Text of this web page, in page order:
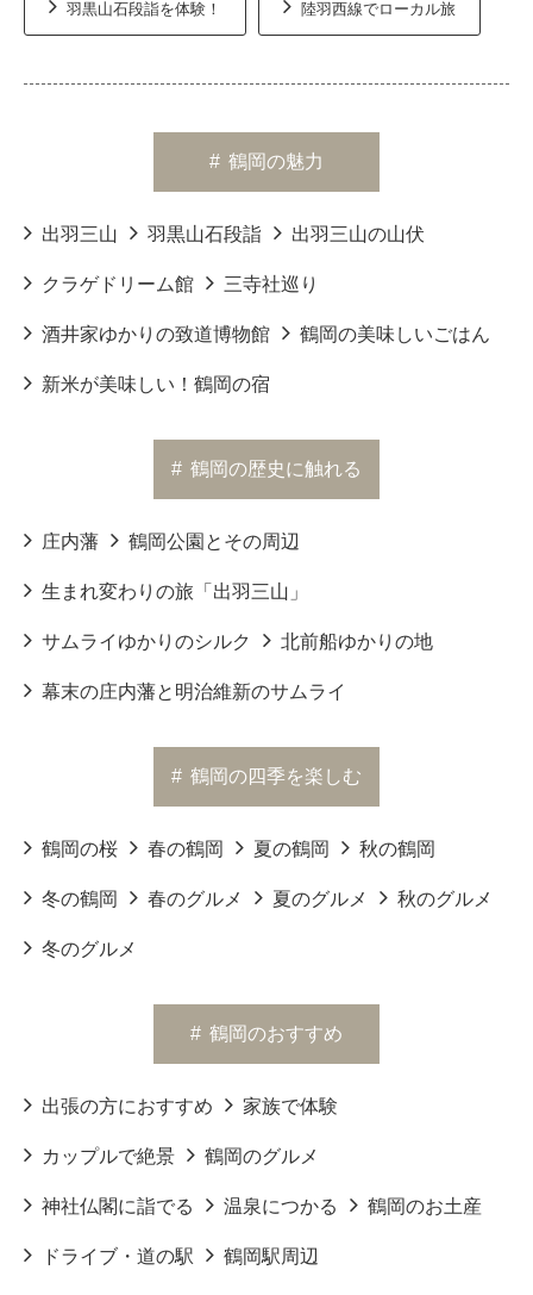
羽黒山石段詣を体験！ 陸羽西線でローカル旅
# 鶴岡の魅力
出羽三山 羽黒山石段詣 出羽三山の山伏
クラゲドリーム館 三寺社巡り
酒井家ゆかりの致道博物館 鶴岡の美味しいごはん
新米が美味しい！鶴岡の宿
# 鶴岡の歴史に触れる
庄内藩 鶴岡公園とその周辺
生まれ変わりの旅「出羽三山」
サムライゆかりのシルク 北前船ゆかりの地
幕末の庄内藩と明治維新のサムライ
# 鶴岡の四季を楽しむ
鶴岡の桜 春の鶴岡 夏の鶴岡 秋の鶴岡
冬の鶴岡 春のグルメ 夏のグルメ 秋のグルメ
冬のグルメ
# 鶴岡のおすすめ
出張の方におすすめ 家族で体験
カップルで絶景 鶴岡のグルメ
神社仏閣に詣でる 温泉につかる 鶴岡のお土産
ドライブ・道の駅 鶴岡駅周辺